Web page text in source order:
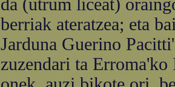
da (utrum liceat)
berriak ateratzea; eta
Jarduna Guerino
zuzendari ta